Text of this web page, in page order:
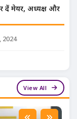
दें मेयर, अध्यक्ष और
2024
View All